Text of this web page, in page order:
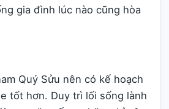
gia đình lúc nào cũng hòa
Quý Sửu nên có kế hoạch
tốt hơn. Duy trì lối sống lành